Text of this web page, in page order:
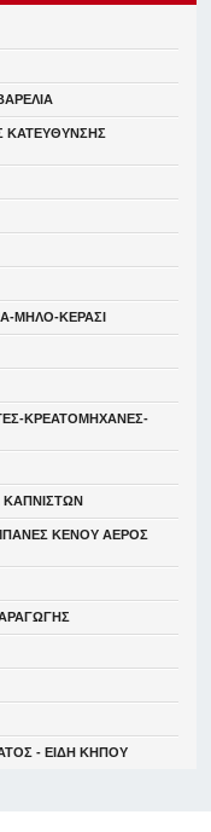
ΚΑΤΕΥΘYΝΣΗΣ
ΜΗΛΟ-ΚΕΡΑΣΙ
ΚΡΕΑΤΟΜΗΧΑΝΕΣ-
ΚΕΝΟΥ ΑΕΡΟΣ
- ΕΙΔΗ ΚΗΠΟΥ